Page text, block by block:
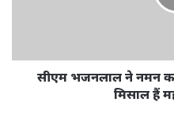
सीएम भजनलाल ने नमन कर
मिसाल हैं